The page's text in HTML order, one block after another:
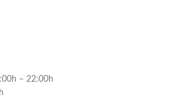
– 22:00h